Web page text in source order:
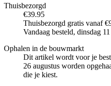
Thuisbezorgd
€39.95
Thuisbezorgd gratis vanaf
Vandaag besteld, dinsdag
Ophalen in de bouwmarkt
Dit artikel wordt voor je
26 augustus worden
die je kiest.